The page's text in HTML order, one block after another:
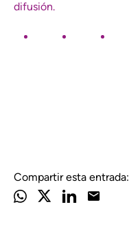
difusión.
Compartir esta entrada: